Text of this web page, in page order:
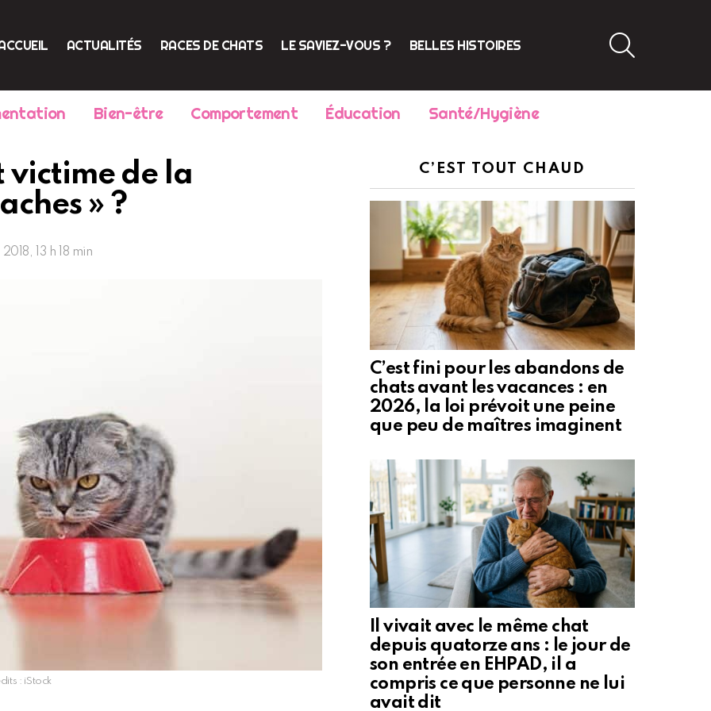
ACTUALITÉS RACES DE CHATS LE SAVIEZ-VOUS ? BELLES HISTOIRES
Bien-être Comportement Éducation Santé/Hygiène
victime de la
» ?
13 h 18 min
: iStock
C’EST TOUT CHAUD
C’est fini pour les abandons de
chats avant les vacances : en
2026, la loi prévoit une peine
que peu de maîtres imaginent
Il vivait avec le même chat
depuis quatorze ans : le jour de
son entrée en EHPAD, il a
compris ce que personne ne lui
avait dit